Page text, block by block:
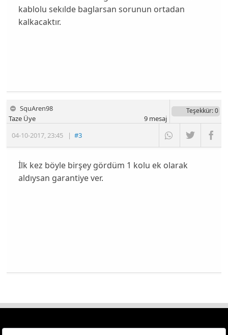
kablolu sekılde baglarsan sorunun ortadan
kalkacaktır.
SquAren98
04-10-2017,23:45 |#3
Taze Üye
Teşekkür: 0
9mesaj
İlk kez böyle birşey gördüm 1 kolu ek olarak
aldıysan garantiye ver.